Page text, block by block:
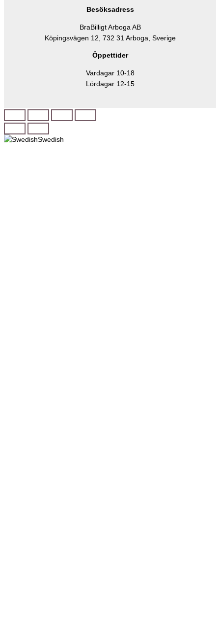
Besöksadress
BraBilligt Arboga AB
Köpingsvägen 12, 732 31 Arboga, Sverige
Öppettider
Vardagar 10-18
Lördagar 12-15
Swedish